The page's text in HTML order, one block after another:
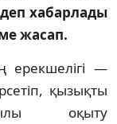
хабарлады
жасап.
ерекшелігі —
қызықты
оқыту